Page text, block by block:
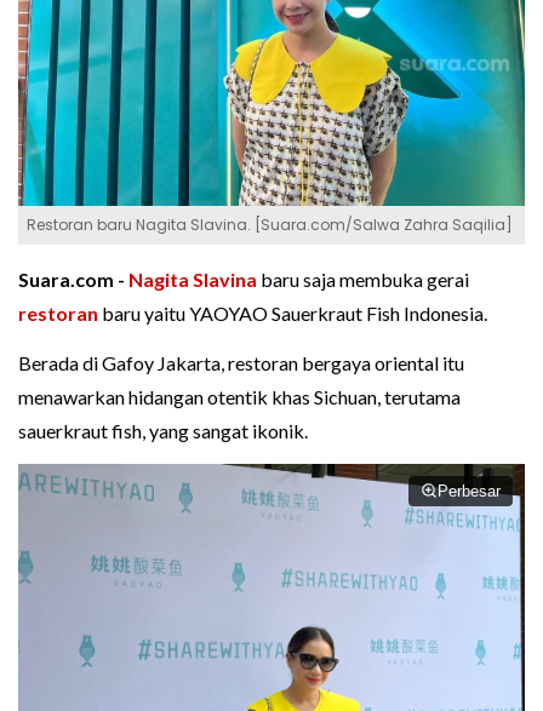
Restoran baru Nagita Slavina. [Suara.com/Salwa Zahra Saqilia]
Suara.com - Nagita Slavina baru saja membuka gerai
restoran baru yaitu YAOYAO Sauerkraut Fish Indonesia.
Berada di Gafoy Jakarta, restoran bergaya oriental itu
menawarkan hidangan otentik khas Sichuan, terutama
sauerkraut fish, yang sangat ikonik.
Perbesar